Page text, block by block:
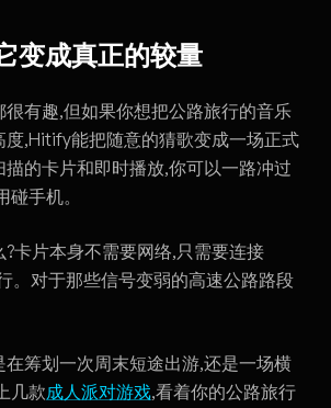
变成真正的较量
有趣,但如果你想把公路旅行的音乐
度,Hitify能把随意的猜歌变成一场正式
描的卡片和即时播放,你可以一路冲过
手机。
卡片本身不需要网络,只需要连接
。对于那些信号变弱的高速公路路段
筹划一次周末短途出游,还是一场横
几款成人派对游戏,看着你的公路旅行